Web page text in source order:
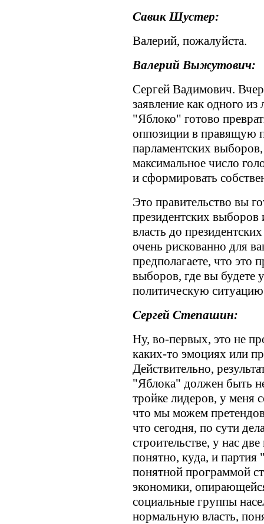
Савик Шустер:
Валерий, пожалуйста.
Валерий Выжутович:
Сергей Вадимович.
заявление как одного
"Яблоко" готово
оппозиции в правящую
парламентских
максимальное число
и сформировать
Это правительство вы
президентских выборов
власть до
очень рискованно для
предполагаете, что это
выборов, где вы будете
политическую
Сергей Степашин:
Ну, во-первых, это не
каких-то эмоциях или
Действительно,
"Яблока" должен быть
тройке лидеров, у меня
что мы можем
что сегодня, по сути
строительстве, у нас
понятно, куда, и
понятной программой
экономики,
социальные группы
нормальную власть,